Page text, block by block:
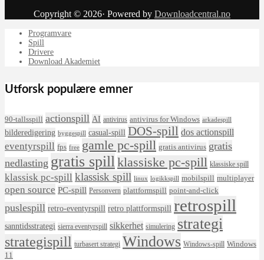
Copyright © 2026· Powered by Downloadcentral.no
Programvare
Spill
Drivere
Download Akademiet
Utforsk populære emner
90-tallsspill actionspill AI antivirus antivirus for Windows arkadespill
bilderedigering byggespill casual-spill DOS-spill dos actionspill
eventyrspill fps free gamle pc-spill gratis antivirus gratis
nedlasting gratis spill klassiske pc-spill klassiske spill
klassisk pc-spill klassisk spill linux logikkspill mobilspill multiplayer
open source PC-spill Personvern plattformspill point-and-click
puslespill retro-eventyrspill retro plattformspill retrospill
sanntidsstrategi sierra eventyrspill sikkerhet simulering strategi
strategispill turbasert strategi Windows Windows-spill Windows
11